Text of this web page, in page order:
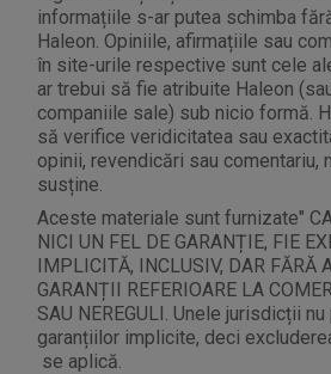
informațiile s-ar putea schimba
Haleon. Opiniile, afirmațiile sau
în site-urile respective sunt cele
ar trebui să fie atribuite Haleon
companiile sale) sub nicio formă.
să verifice veridicitatea sau
opinii, revendicări sau comentariu,
susține.
Aceste materiale sunt furnizate" CA
NICI UN FEL DE GARANȚIE, FIE
IMPLICITĂ, INCLUSIV, DAR FĂRĂ
GARANȚII REFERIOARE LA
SAU NEREGULI. Unele jurisdicții
garanțiilor implicite, deci
se aplică.